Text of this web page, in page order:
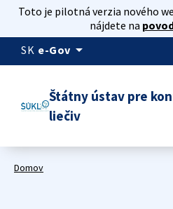
Toto je pilotná verzia nového
nájdete na
SK e-Gov arrow_drop_down
Štátny ústav pre
liečiv
Domov